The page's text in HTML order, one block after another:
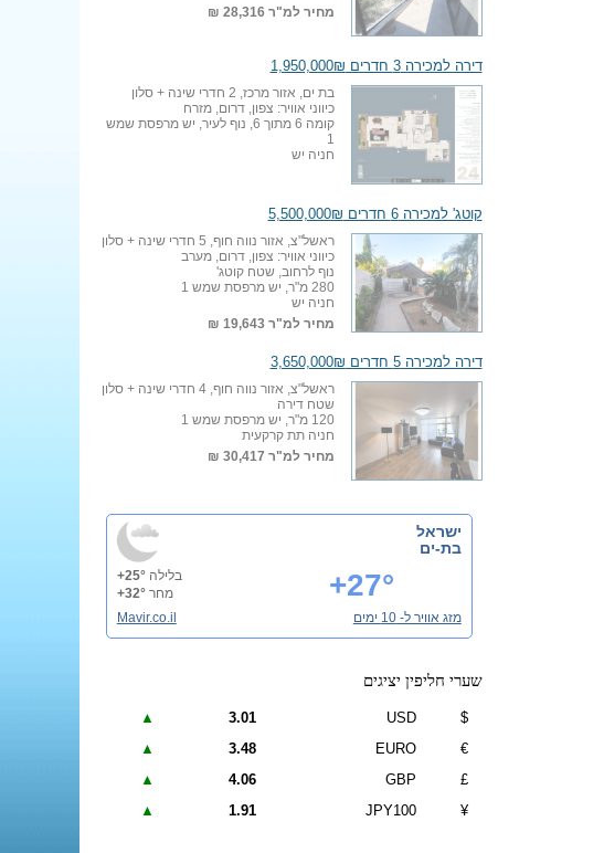
מחיר למ"ר 28,316 ₪
דירה למכירה 3 חדרים 1,950,000₪
בת ים, אזור מרכז, 2 חדרי שינה + סלון
כיווני אוויר: צפון, דרום, מזרח
קומה 6 מתוך 6, נוף לעיר, יש מרפסת שמש
1
חניה יש
קוטג' למכירה 6 חדרים 5,500,000₪
ראשל"צ, אזור נווה חוף, 5 חדרי שינה + סלון
כיווני אוויר: צפון, דרום, מערב
נוף לרחוב, שטח קוטג'
280 מ"ר, יש מרפסת שמש 1
חניה יש
מחיר למ"ר19,643 ₪
דירה למכירה 5 חדרים 3,650,000₪
ראשל"צ, אזור נווה חוף, 4 חדרי שינה + סלון
שטח דירה
120 מ"ר, יש מרפסת שמש 1
חניה תת קרקעית
מחיר למ"ר 30,417 ₪
ישראל
בת-ים
+27° בלילה+25°
מחר+32°
מזג אוויר ל- 10 ימים
Mavir.co.il
שערי חליפין יציגים
$
USD
3.01
▲
€
EURO
3.48
▲
£
GBP
4.06
▲
¥
JPY100
1.91
▲